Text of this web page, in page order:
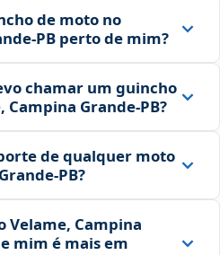
de moto no
perto de mim?
chamar um guincho
Grande‑PB?
de qualquer moto
Velame, Campina
mim é mais em